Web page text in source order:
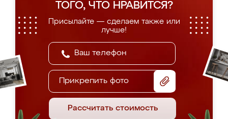
ТОГО, ЧТО НРАВИТСЯ?
Присылайте — сделаем также или
лучше!
Прикрепить фото
Рассчитать стоимость